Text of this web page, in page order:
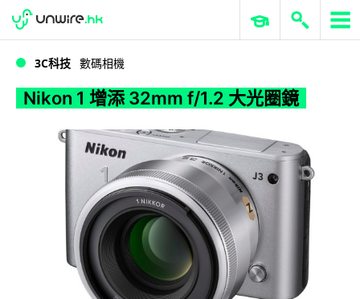
Nikon 1 增添 32mm f/1.2 大光圈鏡
WWDC 2026 ERP 與商業 AI
3C科技 數碼相機
Nikon 1 增添 32mm f/1.2 大光圈鏡